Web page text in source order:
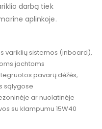
darbą tiek
aplinkoje.
variklių sistemos (inboard),
jachtoms
pavarų dėžės,
sąlygose
ar nuolatinėje
su klampumu 15W40